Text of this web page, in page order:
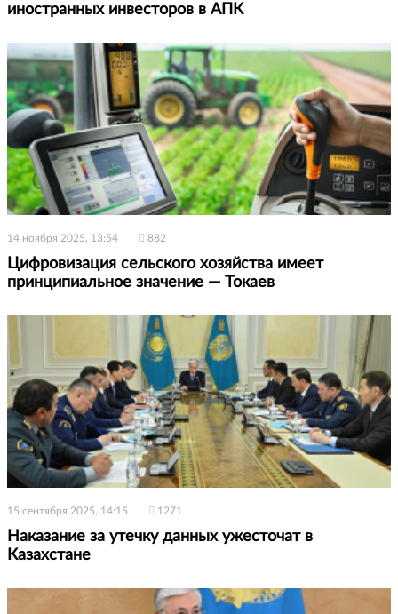
иностранных инвесторов в АПК
14 ноября 2025, 13:54 882
Цифровизация сельского хозяйства имеет
принципиальное значение — Токаев
15 сентября 2025, 14:15 1271
Наказание за утечку данных ужесточат в
Казахстане